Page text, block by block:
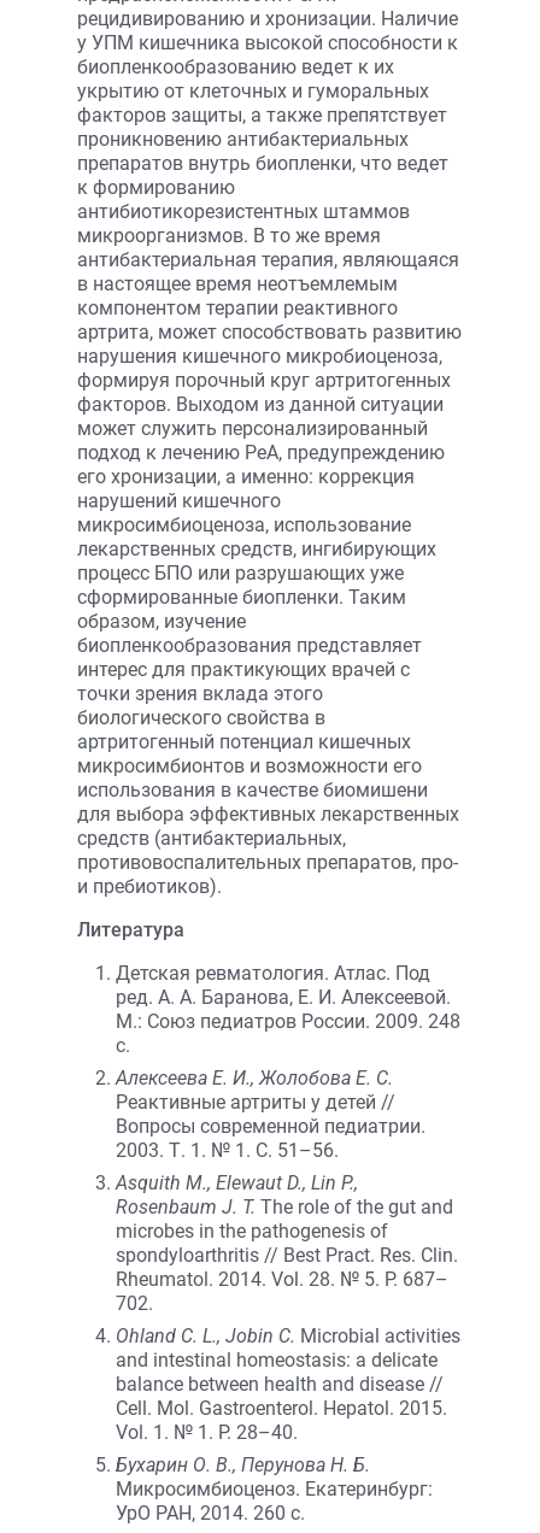
рецидивированию и хронизации. Наличие
у УПМ кишечника высокой способности к
биопленкообразованию ведет к их
укрытию от клеточных и гуморальных
факторов защиты, а также препятствует
проникновению антибактериальных
препаратов внутрь биопленки, что ведет
к формированию
антибиотикорезистентных штаммов
микроорганизмов. В то же время
антибактериальная терапия, являющаяся
в настоящее время неотъ­емлемым
компонентом терапии реактивного
артрита, может способствовать развитию
нарушения кишечного микробиоценоза,
формируя порочный круг артритогенных
факторов. Выходом из данной ситуации
может служить персонализированный
подход к лечению РеА, предупреждению
его хронизации, а именно: коррекция
нарушений кишечного
микросимбиоценоза, использование
лекарственных средств, ингибирующих
процесс БПО или разрушающих уже
сформированные биопленки. Таким
образом, изучение
биопленкообразования представляет
интерес для практикующих врачей с
точки зрения вклада этого
биологического свойства в
артритогенный потенциал кишечных
микросимбионтов и возможности его
использования в качестве биомишени
для выбора эффективных лекарственных
средств (антибактериальных,
противовоспалительных препаратов, про-
и пребиотиков).
Литература
Детская ревматология. Атлас. Под
ред. А. А. Баранова, Е. И. Алексеевой.
М.: Союз педиатров России. 2009. 248
с.
Алексеева Е. И., Жолобова Е. С.
Реактивные артриты у детей //
Вопросы современной педиатрии.
2003. Т. 1. № 1. С. 51–56.
Asquith M., Elewaut D., Lin P.,
Rosenbaum J. T. The role of the gut and
microbes in the pathogenesis of
spondyloarthritis // Best Pract. Res. Clin.
Rheumatol. 2014. Vol. 28. № 5. P. 687–
702.
Ohland C. L., Jobin С. Microbial activities
and intestinal homeostasis: a delicate
balance between health and disease //
Cell. Mol. Gastroenterol. Hepatol. 2015.
Vol. 1. № 1. P. 28–40.
Бухарин О. В., Перунова Н. Б.
Микросимбиоценоз. Екатеринбург:
УрО РАН, 2014. 260 с.